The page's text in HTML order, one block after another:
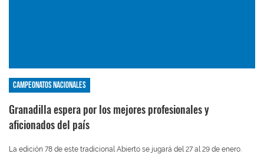
Campeonatos nacionales
Granadilla espera por los mejores profesionales y
aficionados del país
La edición 78 de este tradicional Abierto se jugará del 27 al 29 de enero.